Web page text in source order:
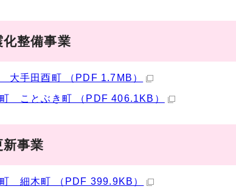
整備事業
大手田酉町 （PDF 1.7MB）
ことぶき町 （PDF 406.1KB）
事業
細木町 （PDF 399.9KB）